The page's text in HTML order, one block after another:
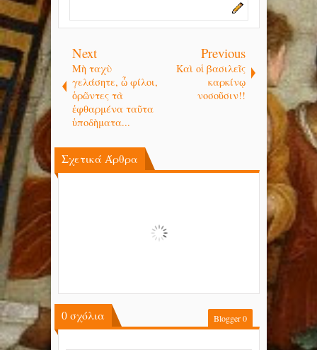
Next
Μὴ ταχὺ
γελάσητε, ὦ φίλοι,
ὁρῶντες τὰ
ἐφθαρμένα ταῦτα
ὑποδὴματα...
Previous
Καὶ οἱ βασιλεῖς
καρκίνῳ
νοσοῦσιν!!
Σχετικά Άρθρα
0σχόλια Blogger0